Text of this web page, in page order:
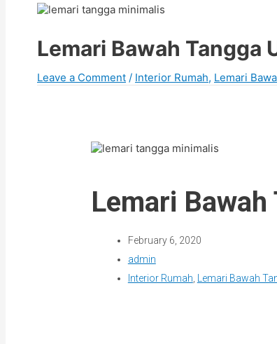
Lemari Bawah Tangga
Leave a Comment / Interior Rumah, Lemari
Lemari
February 6, 2020
admin
Interior Rumah
Lemari Bawah